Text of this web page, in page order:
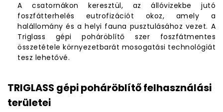
A csatornákon keresztül, az állóvizekbe jutó
foszfátterhelés eutrofizációt okoz, amely a
halállomány és a helyi fauna pusztulásához vezet. A
Triglass gépi poháröblítő szer foszfátmentes
összetétele környezetbarát mosogatási technológiát
tesz lehetővé.
TRIGLASS gépi poháröblítő felhasználási
területei